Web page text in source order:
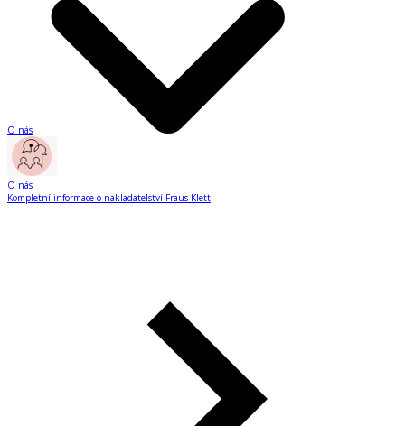
O nás
O nás
Kompletní informace o nakladatelství Fraus Klett